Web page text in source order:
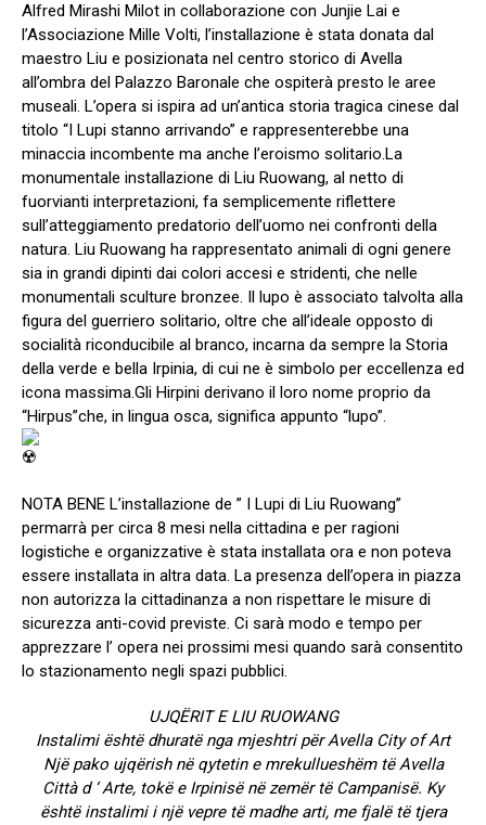
Alfred Mirashi Milot in collaborazione con Junjie Lai e
l’Associazione Mille Volti, l’installazione è stata donata dal
maestro Liu e posizionata nel centro storico di Avella
all’ombra del Palazzo Baronale che ospiterà presto le aree
museali. L’opera si ispira ad un’antica storia tragica cinese dal
titolo “I Lupi stanno arrivando” e rappresenterebbe una
minaccia incombente ma anche l’eroismo solitario.La
monumentale installazione di Liu Ruowang, al netto di
fuorvianti interpretazioni, fa semplicemente riflettere
sull’atteggiamento predatorio dell’uomo nei confronti della
natura. Liu Ruowang ha rappresentato animali di ogni genere
sia in grandi dipinti dai colori accesi e stridenti, che nelle
monumentali sculture bronzee. Il lupo è associato talvolta alla
figura del guerriero solitario, oltre che all’ideale opposto di
socialità riconducibile al branco, incarna da sempre la Storia
della verde e bella Irpinia, di cui ne è simbolo per eccellenza ed
icona massima.Gli Hirpini derivano il loro nome proprio da
“Hirpus”che, in lingua osca, significa appunto “lupo”.
NOTA BENE L’installazione de ” I Lupi di Liu Ruowang”
permarrà per circa 8 mesi nella cittadina e per ragioni
logistiche e organizzative è stata installata ora e non poteva
essere installata in altra data. La presenza dell’opera in piazza
non autorizza la cittadinanza a non rispettare le misure di
sicurezza anti-covid previste. Ci sarà modo e tempo per
apprezzare l’ opera nei prossimi mesi quando sarà consentito
lo stazionamento negli spazi pubblici.
UJQËRIT E LIU RUOWANG
Instalimi është dhuratë nga mjeshtri për Avella City of Art
Një pako ujqërish në qytetin e mrekullueshëm të Avella
Città d ‘ Arte, tokë e Irpinisë në zemër të Campanisë. Ky
është instalimi i një vepre të madhe arti, me fjalë të tjera